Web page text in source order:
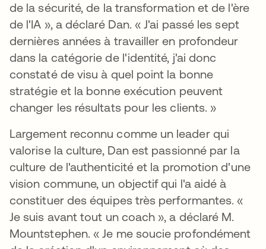
de la sécurité, de la transformation et de l'ère
de l'IA », a déclaré Dan. « J'ai passé les sept
dernières années à travailler en profondeur
dans la catégorie de l'identité, j'ai donc
constaté de visu à quel point la bonne
stratégie et la bonne exécution peuvent
changer les résultats pour les clients. »
Largement reconnu comme un leader qui
valorise la culture, Dan est passionné par la
culture de l'authenticité et la promotion d'une
vision commune, un objectif qui l'a aidé à
constituer des équipes très performantes. «
Je suis avant tout un coach », a déclaré M.
Mountstephen. « Je me soucie profondément